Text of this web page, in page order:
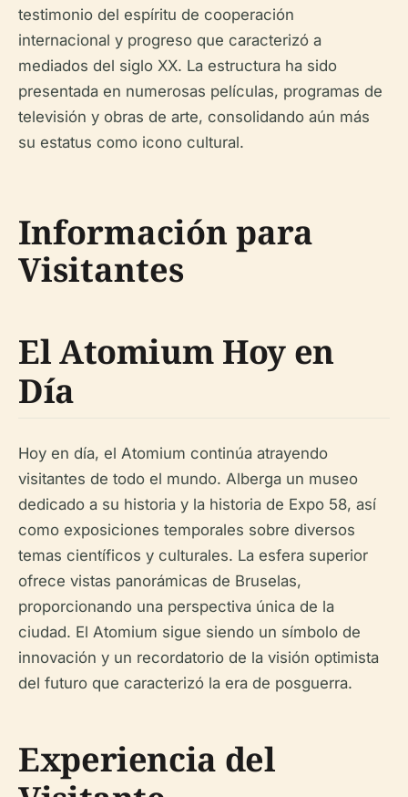
testimonio del espíritu de cooperación
internacional y progreso que caracterizó a
mediados del siglo XX. La estructura ha sido
presentada en numerosas películas, programas de
televisión y obras de arte, consolidando aún más
su estatus como icono cultural.
Información para
Visitantes
El Atomium Hoy en
Día
Hoy en día, el Atomium continúa atrayendo
visitantes de todo el mundo. Alberga un museo
dedicado a su historia y la historia de Expo 58, así
como exposiciones temporales sobre diversos
temas científicos y culturales. La esfera superior
ofrece vistas panorámicas de Bruselas,
proporcionando una perspectiva única de la
ciudad. El Atomium sigue siendo un símbolo de
innovación y un recordatorio de la visión optimista
del futuro que caracterizó la era de posguerra.
Experiencia del